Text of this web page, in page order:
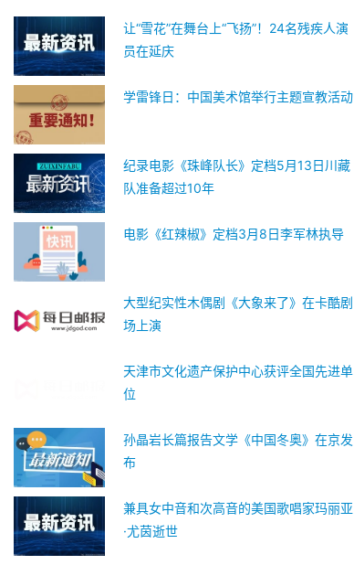
让“雪花”在舞台上“飞扬”！24名残疾人演
员在延庆
学雷锋日：中国美术馆举行主题宣教活动
纪录电影《珠峰队长》定档5月13日川藏
队准备超过10年
电影《红辣椒》定档3月8日李军林执导
大型纪实性木偶剧《大象来了》在卡酷剧
场上演
天津市文化遗产保护中心获评全国先进单
位
孙晶岩长篇报告文学《中国冬奥》在京发
布
兼具女中音和次高音的美国歌唱家玛丽亚
·尤茵逝世